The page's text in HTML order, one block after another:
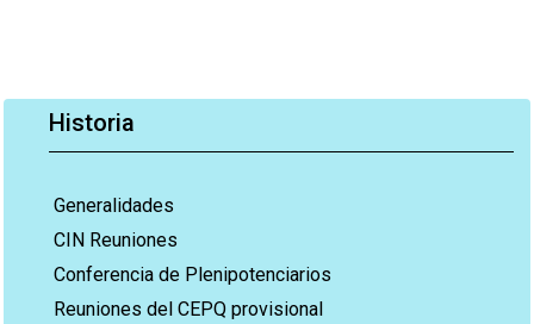
Historia
Generalidades
CIN Reuniones
Conferencia de Plenipotenciarios
Reuniones del CEPQ provisional